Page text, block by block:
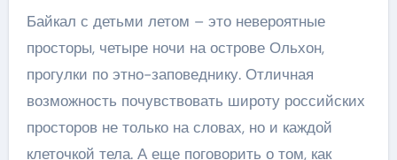
Байкал с детьми летом – это невероятные
просторы, четыре ночи на острове Ольхон,
прогулки по этно-заповеднику. Отличная
возможность почувствовать широту российских
просторов не только на словах, но и каждой
клеточкой тела. А еще поговорить о том, как